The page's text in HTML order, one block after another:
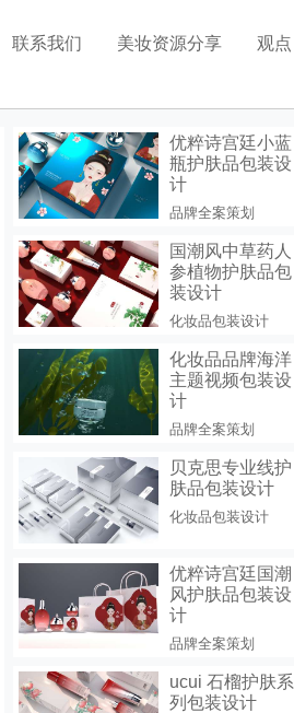
化妆品包装设计
药品包装设计
食品包装设计
联系我们 美妆资源分享
美妆植物图片分享
观点
优粹诗宫廷小蓝
瓶护肤品包装设
计
品牌全案策划
国潮风中草药人
参植物护肤品包
装设计
化妆品包装设计
化妆品品牌海洋
主题视频包装设
计
品牌全案策划
贝克思专业线护
肤品包装设计
化妆品包装设计
优粹诗宫廷国潮
风护肤品包装设
计
品牌全案策划
ucui 石榴护肤系
列包装设计